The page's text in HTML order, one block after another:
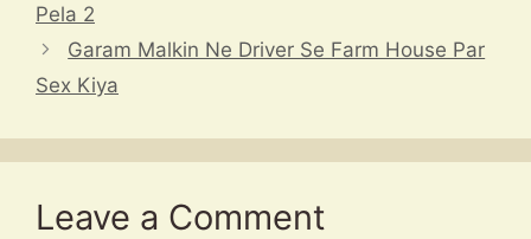
p
k
Pela 2
Garam Malkin Ne Driver Se Farm House Par
Sex Kiya
Leave a Comment